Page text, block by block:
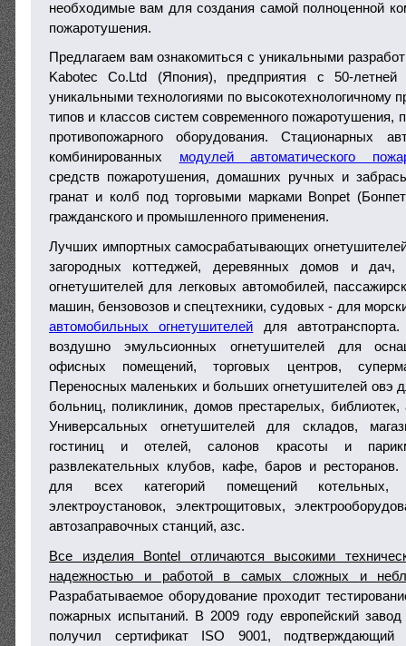
необходимые вам для создания самой полноценной
пожаротушения.
Предлагаем вам ознакомиться с уникальными
Kabotec Co.Ltd (Япония), предприятия с 50-летней
уникальными технологиями по высокотехнологичному
типов и классов систем современного пожаротушения,
противопожарного оборудования. Стационарных
комбинированных модулей автоматического
средств пожаротушения, домашних ручных и
гранат и колб под торговыми марками Bonpet
гражданского и промышленного применения.
Лучших импортных самосрабатывающих
загородных коттеджей, деревянных домов и дач,
огнетушителей для легковых автомобилей,
машин, бензовозов и спецтехники, судовых - для
автомобильных огнетушителей для
воздушно эмульсионных огнетушителей для
офисных помещений, торговых центров,
Переносных маленьких и больших огнетушителей овэ
больниц, поликлиник, домов престарелых, библиотек,
Универсальных огнетушителей для складов,
гостиниц и отелей, салонов красоты и
развлекательных клубов, кафе, баров и
для всех категорий помещений котельных,
электроустановок, электрощитовых,
автозаправочных станций, азс.
Все изделия Bontel отличаются высокими
надежностью и работой в самых сложных и
Разрабатываемое оборудование проходит
пожарных испытаний. В 2009 году европейский
получил сертификат ISO 9001, подтверждающий